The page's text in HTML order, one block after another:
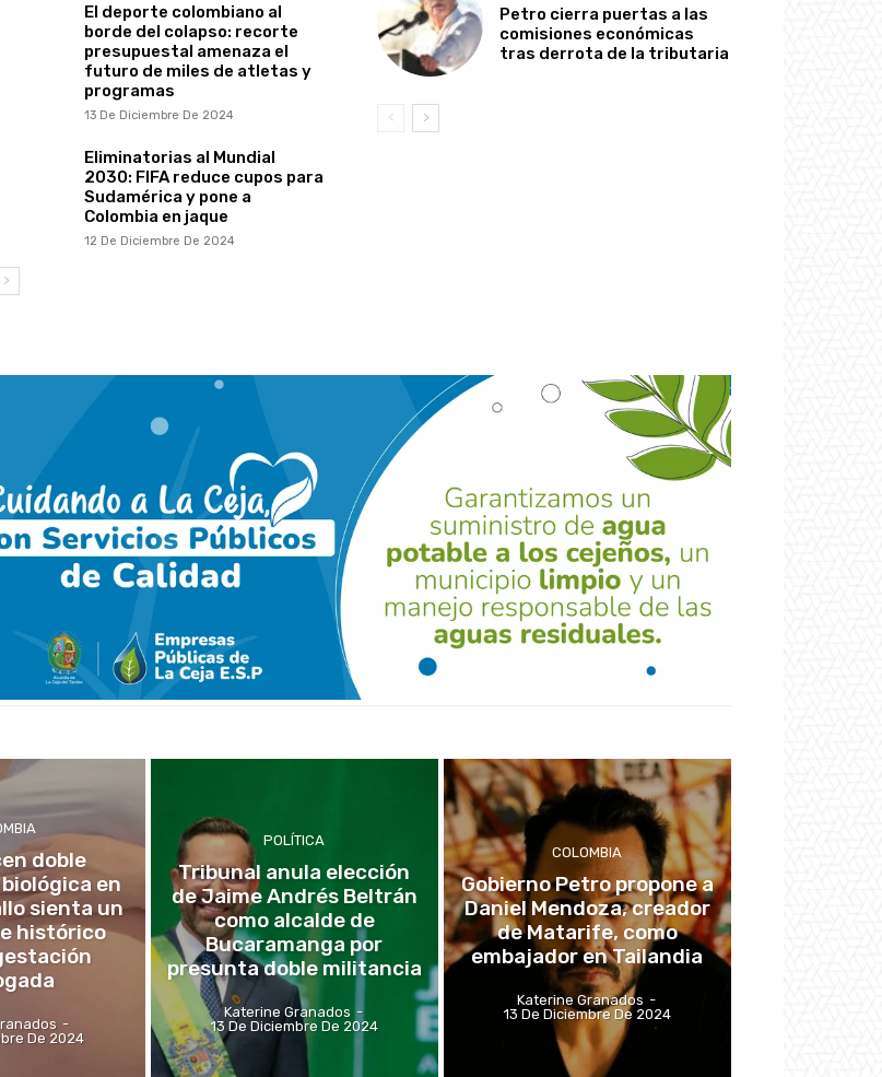
El deporte colombiano al
borde del colapso: recorte
presupuestal amenaza el
futuro de miles de atletas y
programas
13 De Diciembre De 2024
Eliminatorias al Mundial
2030: FIFA reduce cupos para
Sudamérica y pone a
Colombia en jaque
12 De Diciembre De 2024
Petro cierra puertas a las
comisiones económicas
tras derrota de la tributaria
doble
en
sienta un
histórico
-
De 2024
POLÍTICA
Tribunal anula elección
de Jaime Andrés Beltrán
como alcalde de
Bucaramanga por
presunta doble militancia
Katerine Granados -
13 De Diciembre De 2024
COLOMBIA
Gobierno Petro propone a
Daniel Mendoza, creador
de Matarife, como
embajador en Tailandia
Katerine Granados -
13 De Diciembre De 2024